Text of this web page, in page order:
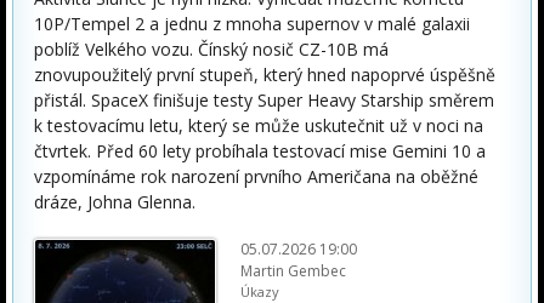
10P/Tempel 2 a jednu z mnoha supernov v malé galaxii
poblíž Velkého vozu. Čínský nosič CZ-10B má
znovupoužitelý první stupeň, který hned napoprvé úspěšně
přistál. SpaceX finišuje testy Super Heavy Starship směrem
k testovacímu letu, který se může uskutečnit už v noci na
čtvrtek. Před 60 lety probíhala testovací mise Gemini 10 a
vzpomínáme rok narození prvního Američana na oběžné
dráze, Johna Glenna.
05.07.2026 19:00
Martin Gembec
Úkazy